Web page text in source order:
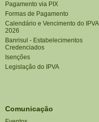
Pagamento via PIX
Formas de Pagamento
Calendário e Vencimento do IPVA
2026
Banrisul - Estabelecimentos
Credenciados
Isenções
Legislação do IPVA
Comunicação